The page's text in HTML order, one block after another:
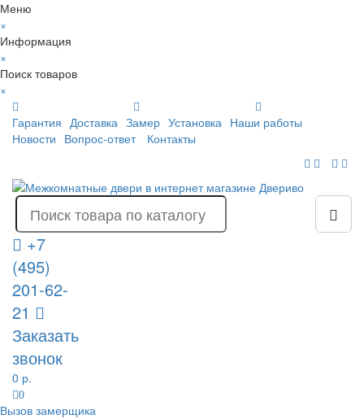
Меню
×
Информация
×
Поиск товаров
×
Гарантия Доставка Замер Установка Наши работы
Новости Вопрос-ответ Контакты
+7
(495)
201-62-
21
Заказать
звонок
0 р.
0
Вызов замерщика